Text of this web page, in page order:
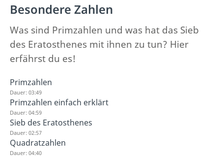
Besondere Zahlen
Was sind Primzahlen und was hat das Sieb
des Eratosthenes mit ihnen zu tun? Hier
erfährst du es!
Primzahlen
Dauer: 03:49
Primzahlen einfach erklärt
Dauer: 04:59
Sieb des Eratosthenes
Dauer: 02:57
Quadratzahlen
Dauer: 04:40